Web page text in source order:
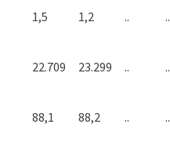
1,5 1,2 .. ..
22.709 23.299 .. ..
88,1 88,2 .. ..